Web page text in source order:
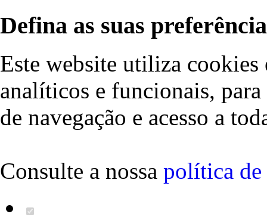
Defina as suas
Este website utiliza cookies
analíticos e funcionais,
de navegação e acesso a
Consulte a nossa política de